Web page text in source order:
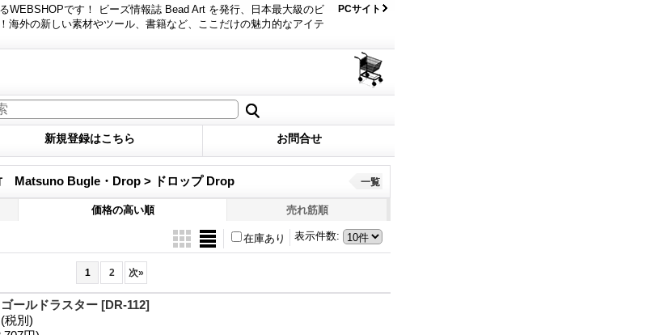
WEBSHOPです！ ビーズ情報誌 Bead Art を発行、日本最大級のビ
海外の新しい素材やツール、書籍など、ここだけの魅力的なアイテ
PCサイト
新規登録はこちら お問合せ
Matsuno Bugle・Drop > ドロップ Drop 一覧
価格の高い順 売れ筋順
表示件数:
在庫あり
1 2 次»
ールドラスター [DR-112]
(税別)